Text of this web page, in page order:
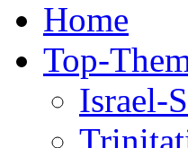
Home
Top-
Israel-